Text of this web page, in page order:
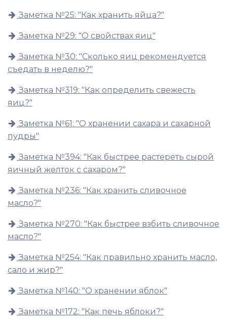
Заметка №25: "Как хранить яйца?"
Заметка №29: "О свойствах яиц"
Заметка №30: "Сколько яиц рекомендуется
съедать в неделю?"
Заметка №319: "Как определить свежесть
яиц?"
Заметка №61: "О хранении сахара и сахарной
пудры"
Заметка №394: "Как быстрее растереть сырой
яичный желток с сахаром?"
Заметка №236: "Как хранить сливочное
масло?"
Заметка №270: "Как быстрее взбить сливочное
масло?"
Заметка №254: "Как правильно хранить масло,
сало и жир?"
Заметка №140: "О хранении яблок"
Заметка №172: "Как печь яблоки?"